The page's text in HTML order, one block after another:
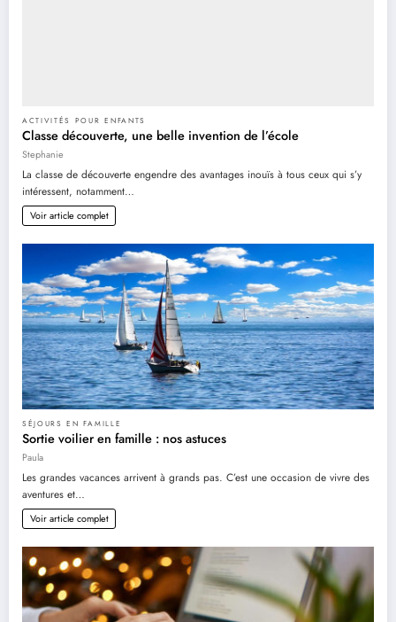
ACTIVITÉS POUR ENFANTS
Classe découverte, une belle invention de l’école
Stephanie
La classe de découverte engendre des avantages inouïs à tous ceux qui s’y
intéressent, notamment…
Voir article complet
SÉJOURS EN FAMILLE
Sortie voilier en famille : nos astuces
Paula
Les grandes vacances arrivent à grands pas. C’est une occasion de vivre des
aventures et…
Voir article complet